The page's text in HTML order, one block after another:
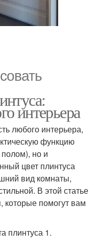
интерьера
любого интерьера,
функцию
но и
цвет плинтуса
вид комнаты,
В этой статье
помогут вам
плинтуса 1.